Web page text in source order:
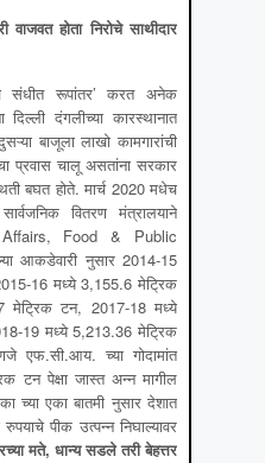
होता निरोचे साथीदार
संधीत रूपांतर’ करत अनेक
दिल्ली दंगलीच्या कारस्थानात
बाजूला लाखो कामगारांची
प्रवास चालू असतांना सरकार
बघत होते. मार्च 2020 मधेच
वितरण मंत्रालयाने
Food & Public
आकडेवारी नुसार 2014-15
16 मध्ये 3,155.6 मेट्रिक
मेट्रिक टन, 2017-18 मध्ये
19 मध्ये 5,213.36 मेट्रिक
एफ.सी.आय. च्या गोदामांत
टन पेक्षा जास्त अन्न मागील
च्या एका बातमी नुसार देशात
पीक उत्पन्न निघाल्यावर
मते, धान्य सडले तरी बेहत्तर